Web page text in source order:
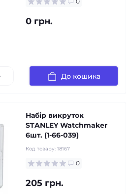
0 грн.
До кошика
Набір викруток
STANLEY Watchmaker
6шт. (1-66-039)
Код товару: 18167
0
205 грн.